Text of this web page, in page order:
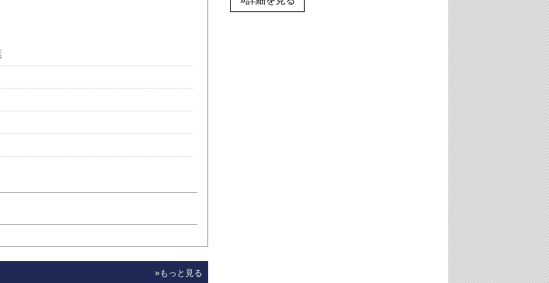
»もっと見る